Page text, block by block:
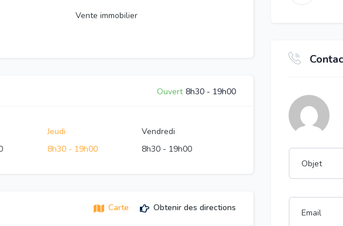
Vente immobilier
Ouvert 8h30 - 19h00
Jeudi
8h30- 19h00
Vendredi
8h30- 19h00
Carte Obtenir des directions